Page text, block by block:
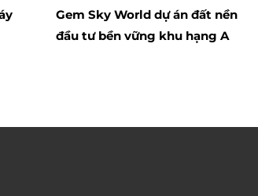
Gem Sky World dự án đất nền
đầu tư bền vững khu hạng A